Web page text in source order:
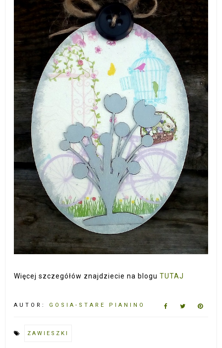
Więcej szczegółów znajdziecie na bloguTUTAJ
AUTOR: GOSIA-STARE PIANINO
ZAWIESZKI